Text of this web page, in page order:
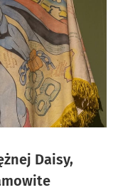
Daisy,